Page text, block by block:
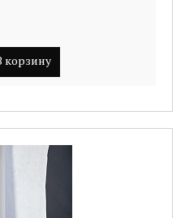
корзину